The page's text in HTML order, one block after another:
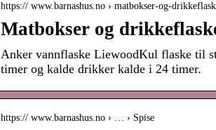
https:// www.barnashus.no › matbokser-og-
Matbokser og
Anker vannflaske LiewoodKul flaske til
timer og kalde drikker kalde i 24 timer.
https:// www.barnashus.no › … › Spise